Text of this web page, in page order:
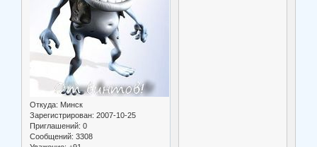
Откуда: Минск
Зарегистрирован: 2007-10-25
Приглашений: 0
Сообщений: 3308